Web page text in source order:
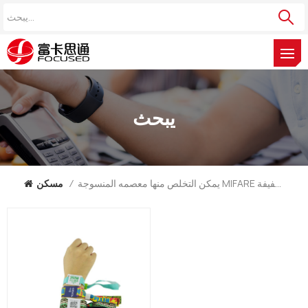
يبحث
مسكن / يمكن التخلص منها معصمه المنسوجة MIFARE خفيفة C